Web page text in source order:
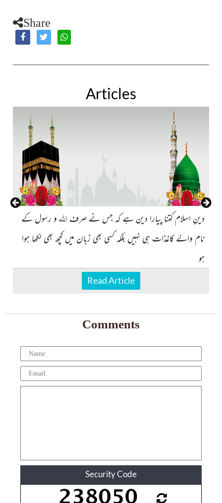
Share
Articles
دینِ اسلام کتنا پیارا دین ہے کہ جس نے صرف اللہو رسول کے
نام والے کاغذات ہی نہیں بلکہ کسی بھی زبان میں کچھ بھی لکھا ہوا
ہو
Read Article
Comments
Security Code